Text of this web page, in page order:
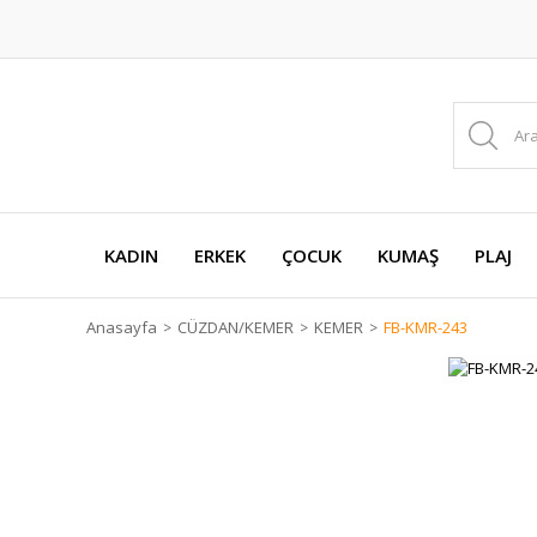
KADIN ERKEK ÇOCUK KUMAŞ PLAJ
Anasayfa CÜZDAN/KEMER KEMER FB-KMR-243